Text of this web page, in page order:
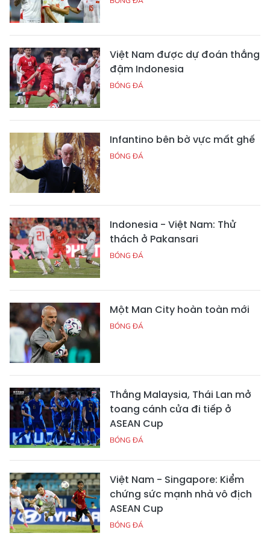
Việt Nam được dự đoán thắng
đậm Indonesia
BÓNG ĐÁ
Infantino bên bờ vực mất ghế
BÓNG ĐÁ
Indonesia - Việt Nam: Thử
thách ở Pakansari
BÓNG ĐÁ
Một Man City hoàn toàn mới
BÓNG ĐÁ
Thắng Malaysia, Thái Lan mở
toang cánh cửa đi tiếp ở
ASEAN Cup
BÓNG ĐÁ
Việt Nam - Singapore: Kiểm
chứng sức mạnh nhà vô địch
ASEAN Cup
BÓNG ĐÁ